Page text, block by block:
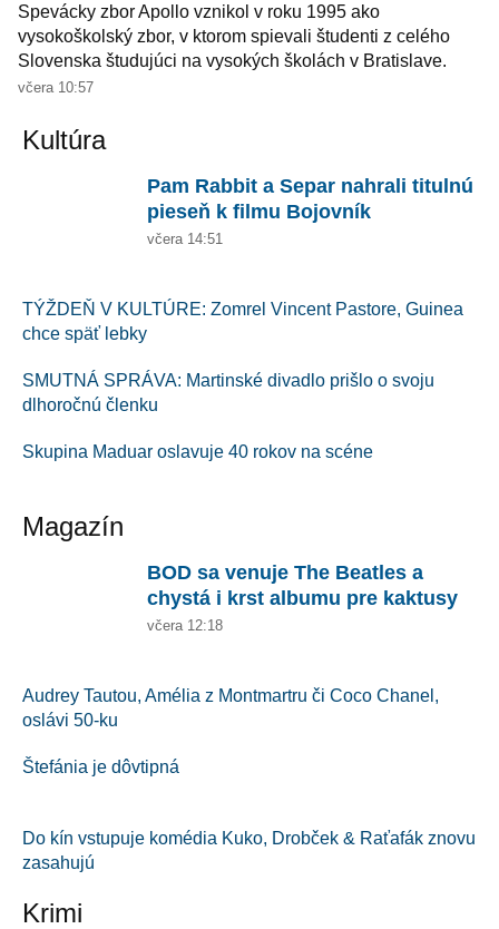
Spevácky zbor Apollo vznikol v roku 1995 ako
vysokoškolský zbor, v ktorom spievali študenti z celého
Slovenska študujúci na vysokých školách v Bratislave.
včera 10:57
Kultúra
Pam Rabbit a Separ nahrali titulnú
pieseň k filmu Bojovník
včera 14:51
TÝŽDEŇ V KULTÚRE: Zomrel Vincent Pastore, Guinea
chce späť lebky
SMUTNÁ SPRÁVA: Martinské divadlo prišlo o svoju
dlhoročnú členku
Skupina Maduar oslavuje 40 rokov na scéne
Magazín
BOD sa venuje The Beatles a
chystá i krst albumu pre kaktusy
včera 12:18
Audrey Tautou, Amélia z Montmartru či Coco Chanel,
oslávi 50-ku
Štefánia je dôvtipná
Do kín vstupuje komédia Kuko, Drobček & Raťafák znovu
zasahujú
Krimi